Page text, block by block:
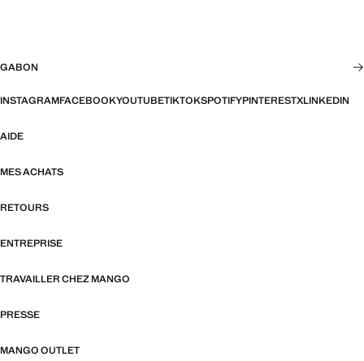
GABON
INSTAGRAMFACEBOOKYOUTUBETIKTOKSPOTIFYPINTERESTXLINKEDIN
AIDE
MES ACHATS
RETOURS
ENTREPRISE
TRAVAILLER CHEZ MANGO
PRESSE
MANGO OUTLET